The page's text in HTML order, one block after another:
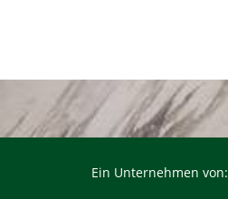
Ein Unternehmen von: